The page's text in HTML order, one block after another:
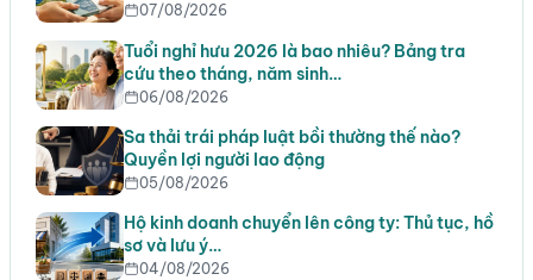
07/08/2026
Tuổi nghỉ hưu 2026 là bao nhiêu? Bảng tra
cứu theo tháng, năm sinh…
06/08/2026
Sa thải trái pháp luật bồi thường thế nào?
Quyền lợi người lao động
05/08/2026
Hộ kinh doanh chuyển lên công ty: Thủ tục, hồ
sơ và lưu ý…
04/08/2026